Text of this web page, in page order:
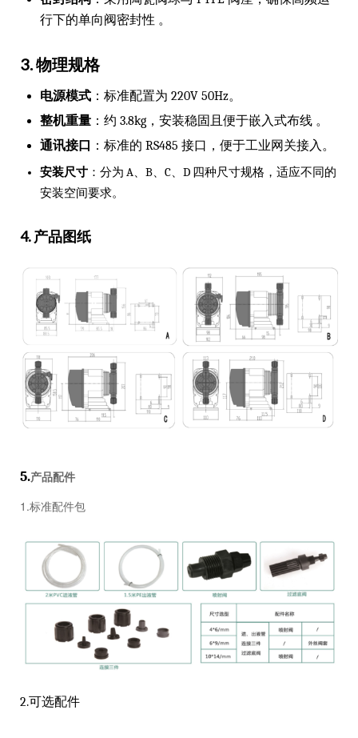
行下的单向阀密封性 。
3. 物理规格
电源模式 ：标准配置为 220V 50Hz。
整机重量 ：约 3.8kg，安装稳固且便于嵌入式布线 。
通讯接口
：标准的 RS485 接口，便于工业网关接入。
安装尺寸 ：分为 A、B、C、D 四种尺寸规格，适应不同的
安装空间要求。
4. 产品图纸
5.产品配件
1.标准配件包
2.可选配件